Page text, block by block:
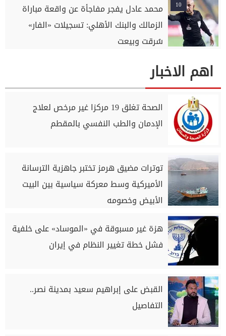
10
محمد عادل يفجر مفاجأة عن واقعة مباراة
الزمالك والبنك الأهلي: تسجيلات «الفار»
سُرقت وبيعت
اهم الاخبار
الصحة تغلق 19 مركزا غير مرخص لعلاج
الإدمان والطب النفسي بالمقطم
توترات مضيق هرمز تختبر جاهزية الترسانة
الأميركية وسط معركة سياسية بين البيت
الأبيض وخصومه
هزة غير مسبوقة في «الموساد» على خلفية
فشل خطة تغيير النظام في إيران
القبض على إبراهيم سعيد بمدينة نصر..
التفاصيل